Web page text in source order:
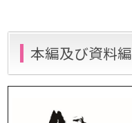
本編及び資料編